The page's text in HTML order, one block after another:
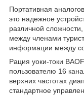
Портативная
это надежное
различной
между членами
информации между
Рация уоки-токи
пользователю 16
верхних частотах
стандартное